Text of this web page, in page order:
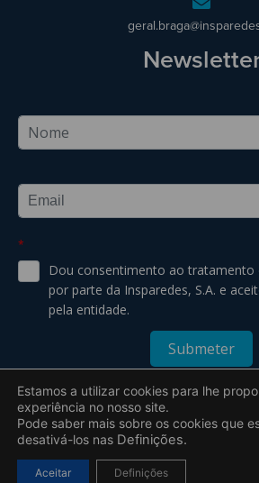
2019 – 2026 © Todos os direitos
Desenvolvido porUebyou |
Estamos a utilizar cookies para lhe
experiência no nosso site.
Pode saber mais sobre os cookies que
desativá-los nas Definições.
Aceitar Definições